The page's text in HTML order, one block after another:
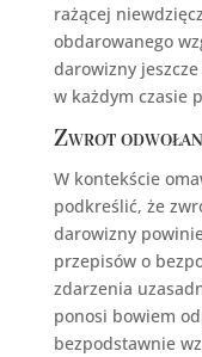
rażącej
obdarowanego
darowizny
w każdym czasie
Zwrot
W kontekście
podkreślić, że
darowizny
przepisów o
zdarzenia
ponosi bowiem
bezpodstawnie